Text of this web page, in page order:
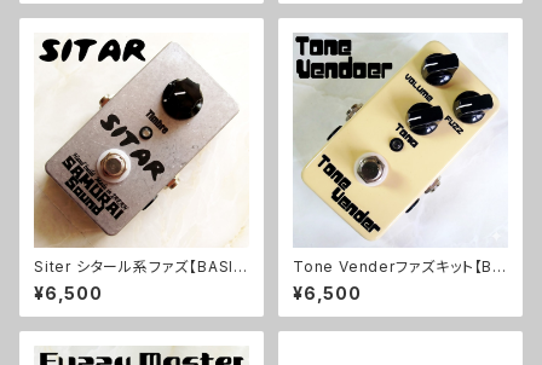
Siter シタール系ファズ【BASIC
KIT】
¥6,500
Tone Venderファズキット【BA
SIC KIT】
¥6,500